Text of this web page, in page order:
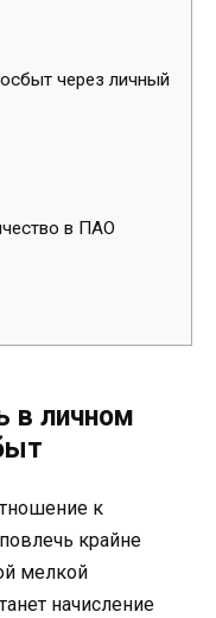
через личный
в ПАО
в личном
к
крайне
мелкой
начисление